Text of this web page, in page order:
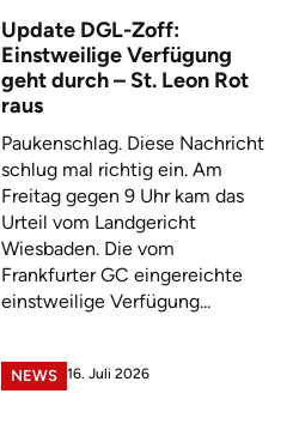
Update DGL-Zoff:
Einstweilige Verfügung
geht durch – St. Leon Rot
raus
Paukenschlag. Diese Nachricht
schlug mal richtig ein. Am
Freitag gegen 9 Uhr kam das
Urteil vom Landgericht
Wiesbaden. Die vom
Frankfurter GC eingereichte
einstweilige Verfügung...
NEWS 16. Juli 2026